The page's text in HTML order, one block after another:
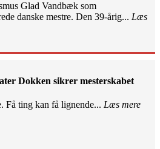
Glad Vandbæk som
danske mestre. Den 39-årig... Læs
Dokken sikrer mesterskabet
Få ting kan få lignende... Læs mere